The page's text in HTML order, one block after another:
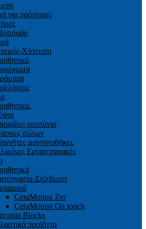
για πρόχειρες
Xύτευση
τρυπάνια
ούλων
μαγνητοθήκες
Εργαστηριακές
Στίλβωση
CeraMotion Zer
CeraMotion On touch
Blocks
προϊόντα